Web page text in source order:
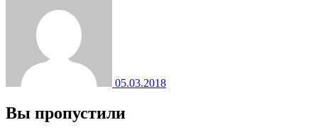
05.03.2018
Вы пропустили